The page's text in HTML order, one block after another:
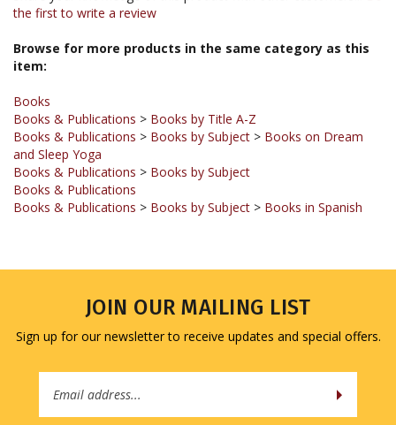
Browse for more products in the same category as this
Books
Books & Publications
and Sleep Yoga
Books & Publications > Books by Subject
Books & Publications
Books & Publications > Books by Subject
Sign up for our newsletter to receive updates and special offers.
Address